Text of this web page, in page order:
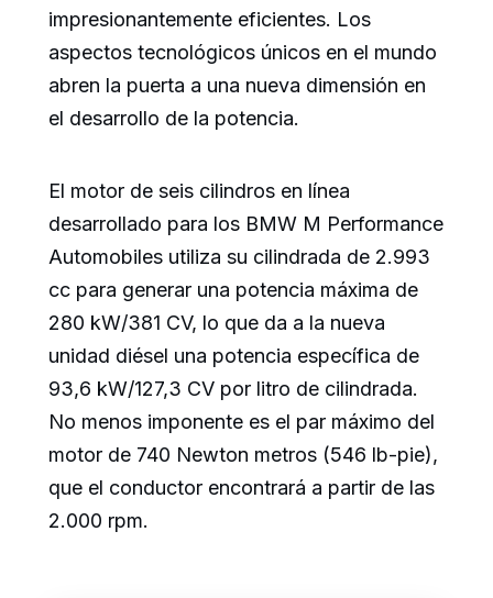
impresionantemente eficientes. Los
aspectos tecnológicos únicos en el mundo
abren la puerta a una nueva dimensión en
el desarrollo de la potencia.
El motor de seis cilindros en línea
desarrollado para los BMW M Performance
Automobiles utiliza su cilindrada de 2.993
cc para generar una potencia máxima de
280 kW/381 CV, lo que da a la nueva
unidad diésel una potencia específica de
93,6 kW/127,3 CV por litro de cilindrada.
No menos imponente es el par máximo del
motor de 740 Newton metros (546 lb-pie),
que el conductor encontrará a partir de las
2.000 rpm.